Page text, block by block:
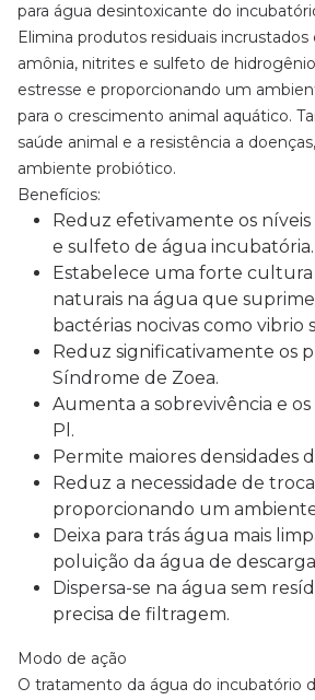
para água desintoxicante do
Elimina produtos residuais
amônia, nitrites e sulfeto de
estresse e proporcionando um
para o crescimento animal aquático.
saúde animal e a resistência a
ambiente probiótico.
Benefícios:
Reduz efetivamente os
e sulfeto de água incubatória.
Estabelece uma forte cultura
naturais na água que
bactérias nocivas como vibrio
Reduz significativamente os
Síndrome de Zoea.
Aumenta a sobrevivência e
Pl.
Permite maiores densidades
Reduz a necessidade de
proporcionando um
Deixa para trás água mais
poluição da água de
Dispersa-se na água sem
precisa de filtragem.
Modo de ação
O tratamento da água do incubatório